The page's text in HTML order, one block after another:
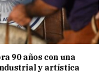
90 años con una
y artística